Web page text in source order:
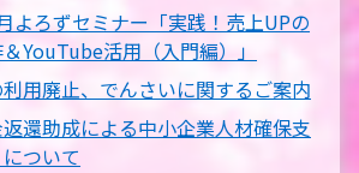
よろずセミナー「実践！売上UPの
YouTube活用（入門編）」
用廃止、でんさいに関するご案内
返還助成による中小企業人材確保支
ついて